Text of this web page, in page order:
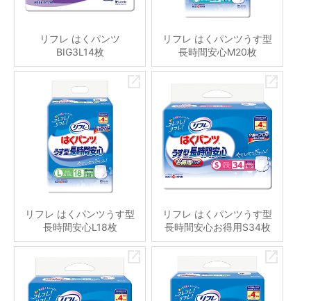
リフレ はくパンツ
BIG3L14枚
リフレ はくパンツうす型
長時間安心M20枚
リフレ はくパンツうす型
長時間安心L18枚
リフレ はくパンツうす型
長時間安心お得用S34枚